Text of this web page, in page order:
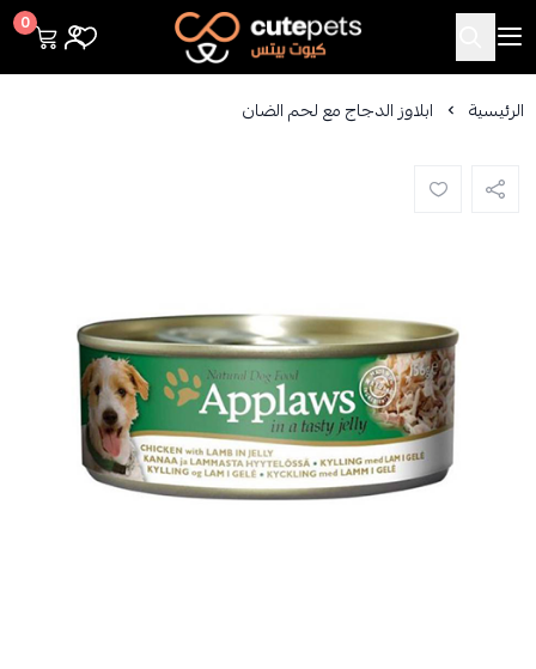
Cutepets
0
الرئيسية ابلاوز الدجاج مع لحم الضان